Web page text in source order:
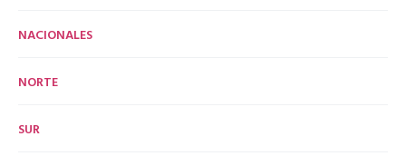
NACIONALES
NORTE
SUR